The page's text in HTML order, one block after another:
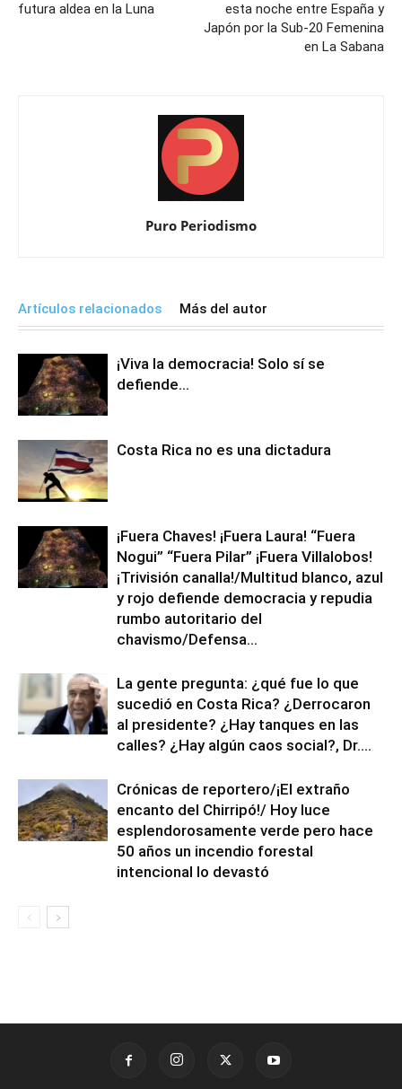
futura aldea en la Luna
esta noche entre España y
Japón por la Sub-20 Femenina
en La Sabana
Puro Periodismo
Artículos relacionados Más del autor
¡Viva la democracia! Solo sí se
defiende…
Costa Rica no es una dictadura
¡Fuera Chaves! ¡Fuera Laura! “Fuera
Nogui” “Fuera Pilar” ¡Fuera Villalobos!
¡Trivisión canalla!/Multitud blanco, azul
y rojo defiende democracia y repudia
rumbo autoritario del
chavismo/Defensa...
La gente pregunta: ¿qué fue lo que
sucedió en Costa Rica? ¿Derrocaron
al presidente? ¿Hay tanques en las
calles? ¿Hay algún caos social?, Dr....
Crónicas de reportero/¡El extraño
encanto del Chirripó!/ Hoy luce
esplendorosamente verde pero hace
50 años un incendio forestal
intencional lo devastó